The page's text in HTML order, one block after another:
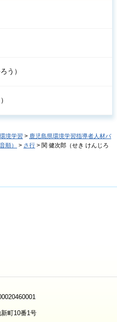
う）
環境学習 > 鹿児島県環境学習指導者人材バ
順） > さ行 > 関 健次郎（せき けんじろ
町10番1号